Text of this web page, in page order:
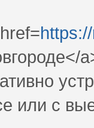
или с